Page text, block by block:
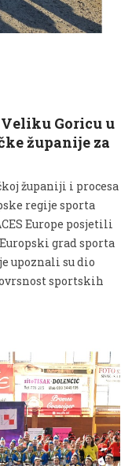
Veliku Goricu u
županije za
županiji i procesa
regije sporta
Europe posjetili
grad sporta
upoznali su dio
sportskih